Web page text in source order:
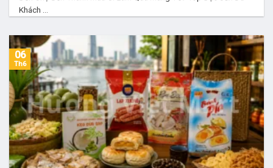
Khách ...
06
Th6